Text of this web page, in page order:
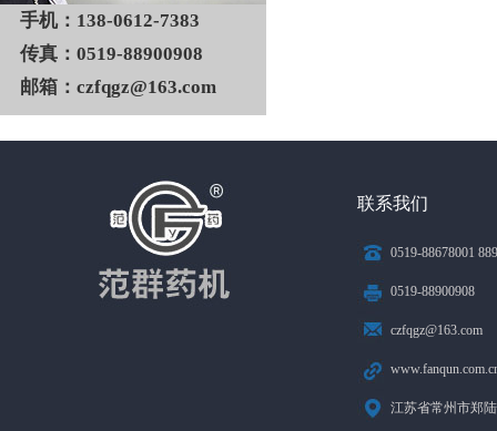
手机：138-0612-7383
传真：0519-88900908
邮箱：czfqgz@163.com
联系我们
0519-88678001
0519-88900908
czfqgz@163.com
江苏省常州市郑